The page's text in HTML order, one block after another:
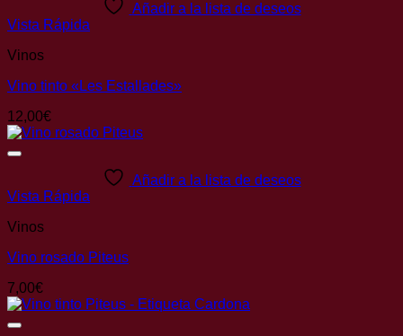
Añadir a la lista de deseos
Vista Rápida
Vinos
Vino tinto «Les Estallades»
12,00€
Añadir a la lista de deseos
Vista Rápida
Vinos
Vino rosado Piteus
7,00€